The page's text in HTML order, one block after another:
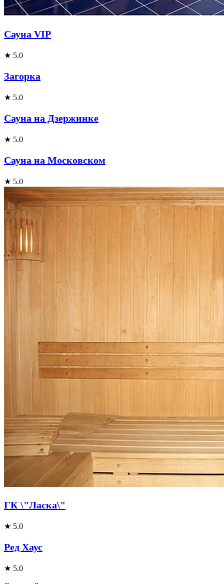
Сауна VIP
★ 5.0
Загорка
★ 5.0
Сауна на Дзержинке
★ 5.0
Сауна на Московском
★ 5.0
ГК \"Ласка\"
★ 5.0
Ред Хаус
★ 5.0